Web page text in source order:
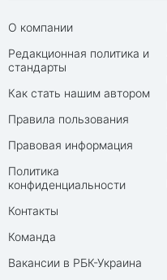
О компании
Редакционная политика и
стандарты
Как стать нашим автором
Правила пользования
Правовая информация
Политика
конфиденциальности
Контакты
Команда
Вакансии в РБК-Украина